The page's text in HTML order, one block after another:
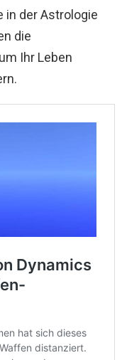
in der Astrologie
die
Ihr Leben